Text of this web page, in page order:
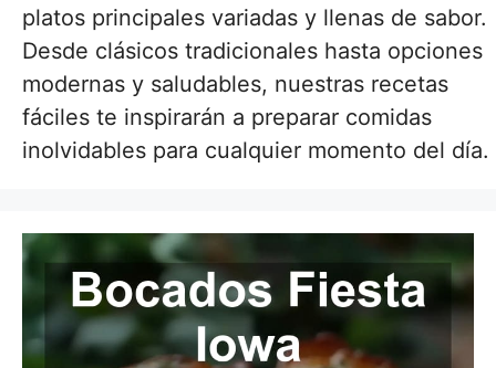
platos principales variadas y llenas de sabor.
Desde clásicos tradicionales hasta opciones
modernas y saludables, nuestras recetas
fáciles te inspirarán a preparar comidas
inolvidables para cualquier momento del día.